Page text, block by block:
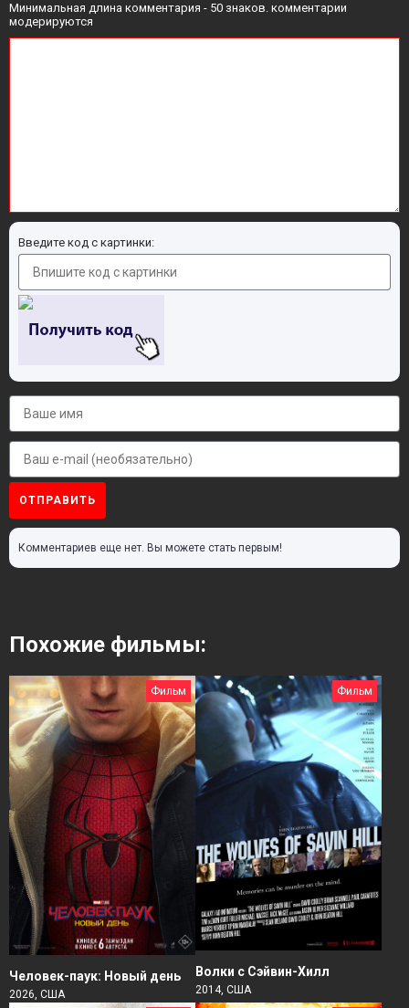
Минимальная длина комментария - 50 знаков. комментарии
модерируются
Введите код с картинки:
ОТПРАВИТЬ
Комментариев еще нет. Вы можете стать первым!
Похожие фильмы:
Фильм
Человек-паук: Новый день
2026, США
Фильм
Волки с Сэйвин-Хилл
2014, США